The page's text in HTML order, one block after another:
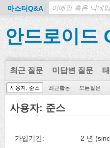
마스터Q&A
안드로이드
최근 질문 미답변 질문
사용자: 준스 최근활동 모든질문
사용자: 준스
가입기간: 2 년